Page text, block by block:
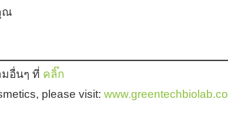
ณ
มอื่นๆ ที่ คลิ๊ก
please visit: